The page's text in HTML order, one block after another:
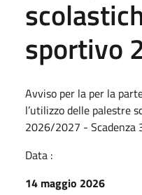
sportivo
Avviso per la per la
l’utilizzo delle palestre
2026/2027 - Scadenza
Data :
14 maggio 2026